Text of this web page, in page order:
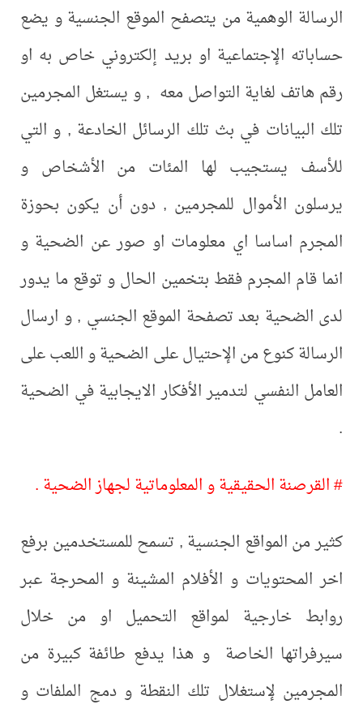
الرسالة الوهمية من يتصفح الموقع الجنسية و يضع
حساباته الإجتماعية او بريد إلكتروني خاص به او
رقم هاتف لغاية التواصل معه , و يستغل المجرمين
تلك البيانات في بث تلك الرسائل الخادعة , و التي
للأسف يستجيب لها المئات من الأشخاص و
يرسلون الأموال للمجرمين , دون أن يكون بحوزة
المجرم اساسا اي معلومات او صور عن الضحية و
انما قام المجرم فقط بتخمين الحال و توقع ما يدور
لدى الضحية بعد تصفحة الموقع الجنسي , و ارسال
الرسالة كنوع من الإحتيال على الضحية و اللعب على
العامل النفسي لتدمير الأفكار الايجابية في الضحية
.
# القرصنة الحقيقية و المعلوماتية لجهاز الضحية .
كثير من المواقع الجنسية , تسمح للمستخدمين برفع
اخر المحتويات و الأفلام المشينة و المحرجة عبر
روابط خارجية لمواقع التحميل او من خلال
سيرفراتها الخاصة و هذا يدفع طائفة كبيرة من
المجرمين لإستغلال تلك النقطة و دمج الملفات و